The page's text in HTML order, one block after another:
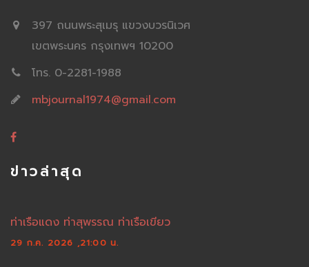
397 ถนนพระสุเมรุ แขวงบวรนิเวศ
เขตพระนคร กรุงเทพฯ 10200
โทร. 0-2281-1988
mbjournal1974@gmail.com
ข่าวล่าสุด
ท่าเรือแดง ท่าสุพรรณ ท่าเรือเขียว
29 ก.ค. 2026 ,21:00 น.